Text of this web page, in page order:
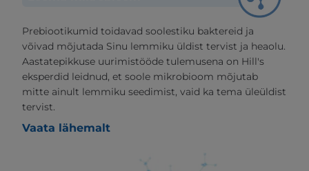
Prebiootikumid toidavad soolestiku baktereid ja
võivad mõjutada Sinu lemmiku üldist tervist ja heaolu.
Aastatepikkuse uurimistööde tulemusena on Hill's
eksperdid leidnud, et soole mikrobioom mõjutab
mitte ainult lemmiku seedimist, vaid ka tema üleüldist
tervist.
Vaata lähemalt